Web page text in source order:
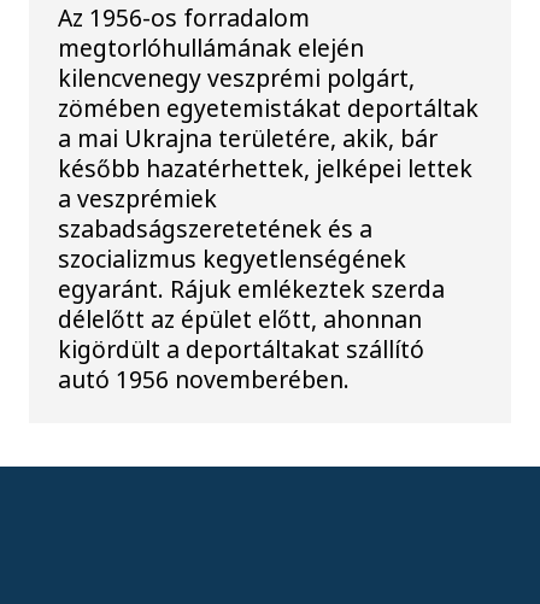
Az 1956-os forradalom
megtorlóhullámának elején
kilencvenegy veszprémi polgárt,
zömében egyetemistákat deportáltak
a mai Ukrajna területére, akik, bár
később hazatérhettek, jelképei lettek
a veszprémiek
szabadságszeretetének és a
szocializmus kegyetlenségének
egyaránt. Rájuk emlékeztek szerda
délelőtt az épület előtt, ahonnan
kigördült a deportáltakat szállító
autó 1956 novemberében.